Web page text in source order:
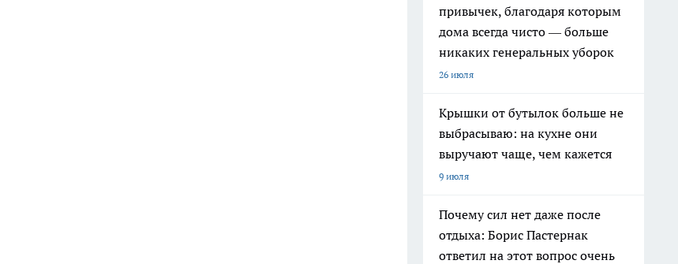
привычек, благодаря которым
дома всегда чисто — больше
никаких генеральных уборок
26 июля
Крышки от бутылок больше не
выбрасываю: на кухне они
выручают чаще, чем кажется
9 июля
Почему сил нет даже после
отдыха: Борис Пастернак
ответил на этот вопрос очень